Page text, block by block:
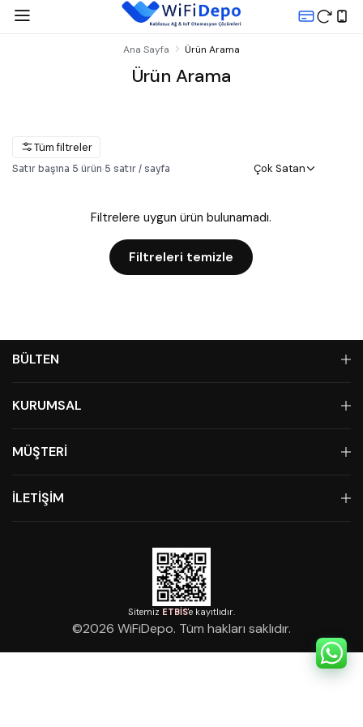
Ana Sayfa Ürün Arama
Ürün Arama
Tüm filtreler
Satır başına 5 ürün·5 satır / sayfa Çok Satan
Filtrelere uygun ürün bulunamadı.
Filtreleri temizle
BÜLTEN
KURUMSAL
MÜŞTERİ
İLETİŞİM
Sitemiz ETBİS'e kayıtlıdır.
©2026 WiFiDepo. Tüm hakları saklıdır.